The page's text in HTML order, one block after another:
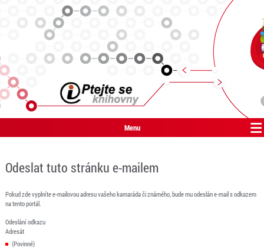
Menu
Odeslat tuto stránku e-mailem
Pokud zde vyplníte e-mailovou adresu vašeho kamaráda či známého, bude mu odeslán e-mail s odkazem
na tento portál.
Odeslání odkazu
Adresát
(Povinné)